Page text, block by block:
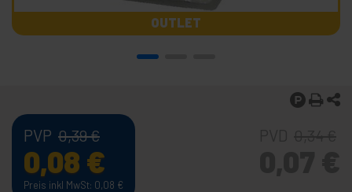
OUTLET
PVP 0,39€
0,08 €
Preis inkl MwSt: 0,08 €